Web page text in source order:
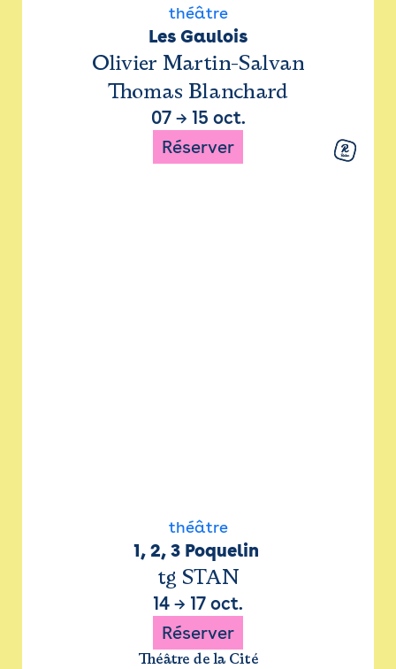
théâtre
Les Gaulois
Olivier Martin-Salvan
Thomas Blanchard
07→ 15 oct.
Réserver
théâtre
1, 2, 3 Poquelin
tg STAN
14 → 17 oct.
Réserver
Théâtre de la Cité